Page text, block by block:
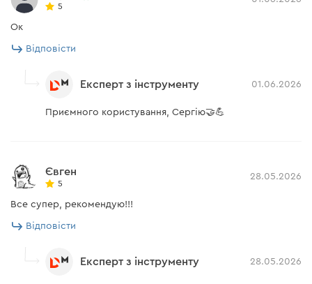
Швидкість заряджання
заряджання триває:
• BP-440 (4 А·год) — 130 хв.
Індикація помилок
Система індикації помилок повідомляє про будь-які
несправності під час заряджання:
• блимає червоним кольором — висока температура
5
Ок
Відповісти
Експерт з інструменту 01.06.2026
Приємного користування, Сергію🤝💪
Євген
5
28.05.2026
Все супер, рекомендую!!!
Відповісти
Експерт з інструменту 28.05.2026